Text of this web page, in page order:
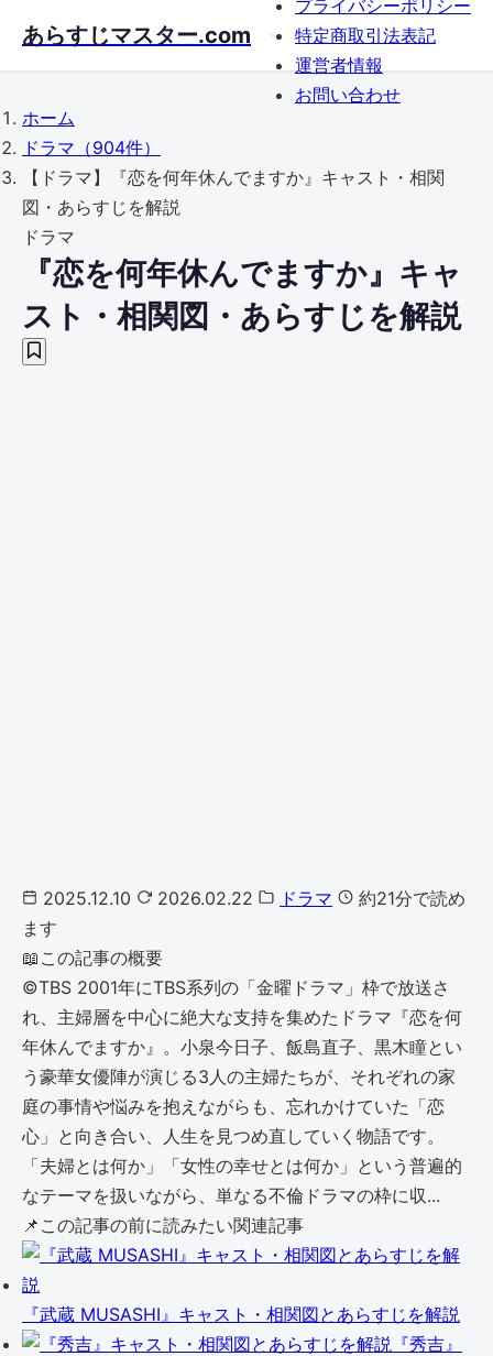
あらすじマスター.com
プライバシーポリシー
特定商取引法表記
運営者情報
お問い合わせ
ホーム
ドラマ （904件）
【ドラマ】『恋を何年休んでますか』キャスト・相関
図・あらすじを解説
ドラマ
『恋を何年休んでますか』キャ
スト・相関図・あらすじを解説
2025.12.10 2026.02.22 ドラマ
約21分で読め
ます
📖 この記事の概要
©TBS 2001年にTBS系列の「金曜ドラマ」枠で放送さ
れ、主婦層を中心に絶大な支持を集めたドラマ『恋を何
年休んでますか』。小泉今日子、飯島直子、黒木瞳とい
う豪華女優陣が演じる3人の主婦たちが、それぞれの家
庭の事情や悩みを抱えながらも、忘れかけていた「恋
心」と向き合い、人生を見つめ直していく物語です。
「夫婦とは何か」「女性の幸せとは何か」という普遍的
なテーマを扱いながら、単なる不倫ドラマの枠に収...
📌 この記事の前に読みたい関連記事
『武蔵 MUSASHI』キャスト・相関図とあらすじを解説
『秀吉』